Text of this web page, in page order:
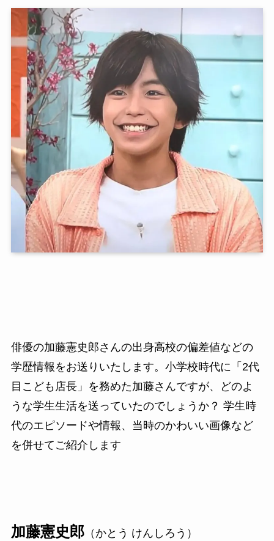
俳優の加藤憲史郎さんの出身高校の偏差値などの
学歴情報をお送りいたします。小学校時代に「2代
目こども店長」を務めた加藤さんですが、どのよ
うな学生生活を送っていたのでしょうか？ 学生時
代のエピソードや情報、当時のかわいい画像など
を併せてご紹介します
加藤憲史郎（かとう けんしろう）